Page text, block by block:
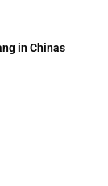
in Chinas